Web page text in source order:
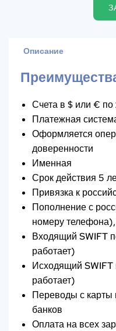
Описание
Счета в $ или €
Платежная
Оформляется
доверенности
Именная
Срок действия 5
Привязка к
Пополнение с
номеру
Входящий SWIFT
работает)
Исходящий
работает)
Переводы с карты
банков
Оплата на всех